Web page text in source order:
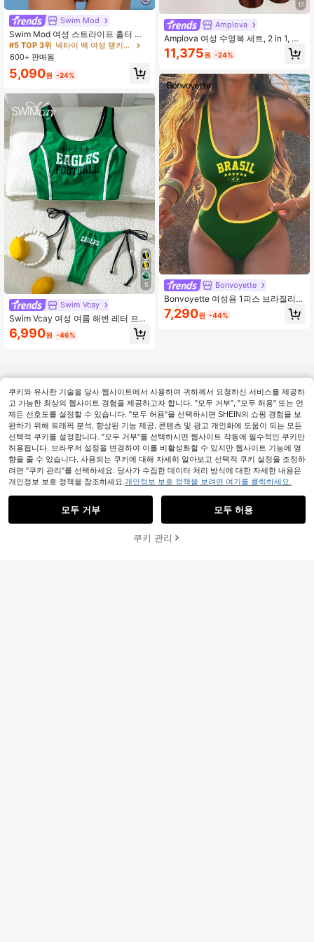
Swim Mod
Swim Mod 여성 스트라이프 홀터 브
이넥 끈 탱키니 투피스 세트, 해변 음
악 축제 여성 수영복을 위한 성숙하고
세련된
#5 TOP 3위
넥타이 백 여성 탱키니스
거의 매진!
#5 TOP 3위
넥타이 백 여성 탱키니스
거의 매진!
#5 TOP 3위
넥타이 백 여성 탱키니스
거의 매진!
#5 TOP 3위
거의 매진!
600+ 판매됨
5,090원 -24%
5
Swim Vcay
Swim Vcay 여성 여름 해변 레터 프린
트 패셔너블 비키니 수영복 세트
6,990원 -46%
17
Amplova
Amplova 여성 수영복 세트, 2 in 1, 마
젠타 및 옐로우 대비 색상, 섹시하고
아방가르드, 해변 휴가에 적합한 여성
11,375원 -24%
Bonvoyette
Bonvoyette 여성용 1피스 브라질리언
컬러블록 그래픽 프린트 섹시 스포츠
1피스 비치 휴가 서핑 봄여름 수영복
7,290원 -44%
47% 할인!
쿠키와 유사한 기술을 당사 웹사이트에서 사용하여 귀하께서 요청하신 서비스를 제공하
고 가능한 최상의 웹사이트 경험을 제공하고자 합니다. "모두 거부", "모두 허용" 또는 언
제든 선호도를 설정할 수 있습니다. "모두 허용"을 선택하시면 SHEIN의 쇼핑 경험을 보
완하기 위해 트래픽 분석, 향상된 기능 제공, 콘텐츠 및 광고 개인화에 도움이 되는 모든
선택적 쿠키를 설정합니다. "모두 거부"를 선택하시면 웹사이트 작동에 필수적인 쿠키만
허용됩니다. 브라우저 설정을 변경하여 이를 비활성화할 수 있지만 웹사이트 기능에 영
향을 줄 수 있습니다. 사용되는 쿠키에 대해 자세히 알아보고 선택적 쿠키 설정을 조정하
려면 "쿠키 관리"를 선택하세요. 당사가 수집한 데이터 처리 방식에 대한 자세한 내용은
개인정보 보호 정책을 참조하세요. 개인정보 보호 정책을 보려면 여기를 클릭하세요.
모두 거부 모두 허용
쿠키 관리